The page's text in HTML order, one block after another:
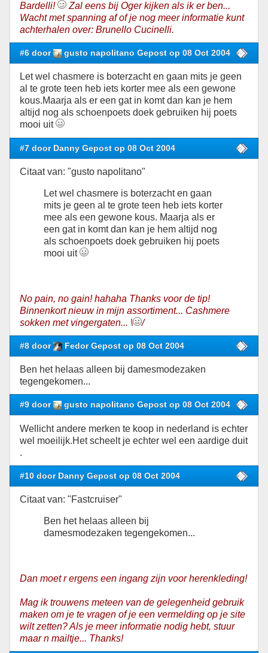
Bardelli!
Zal eens bij Oger kijken als ik er ben...
Wacht met spanning af of je nog meer informatie kunt
achterhalen over: Brunello Cucinelli.
#6 door gusto napolitano Gepost op 08 Oct 2004
Let wel chasmere is boterzacht en gaan mits je geen
al te grote teen heb iets korter mee als een gewone
kous.Maarja als er een gat in komt dan kan je hem
altijd nog als schoenpoets doek gebruiken hij poets
mooi uit
#7 door Danny Gepost op 08 Oct 2004
Citaat van: "gusto napolitano"
Let wel chasmere is boterzacht en gaan
mits je geen al te grote teen heb iets korter
mee als een gewone kous. Maarja als er
een gat in komt dan kan je hem altijd nog
als schoenpoets doek gebruiken hij poets
mooi uit
No pain, no gain! hahaha Thanks voor de tip!
Binnenkort nieuw in mijn assortiment... Cashmere
sokken met vingergaten... \
/
#8 door Fedor Gepost op 08 Oct 2004
Ben het helaas alleen bij damesmodezaken
tegengekomen...
#9 door gusto napolitano Gepost op 08 Oct 2004
Wellicht andere merken te koop in nederland is echter
wel moeilijk.Het scheelt je echter wel een aardige duit
.
#10 door Danny Gepost op 08 Oct 2004
Citaat van: "Fastcruiser"
Ben het helaas alleen bij
damesmodezaken tegengekomen...
Dan moet r ergens een ingang zijn voor herenkleding!
Mag ik trouwens meteen van de gelegenheid gebruik
maken om je te vragen of je een vermelding op je site
wilt zetten? Als je meer informatie nodig hebt, stuur
maar n mailtje... Thanks!